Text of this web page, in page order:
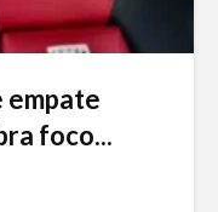
empate
foco...